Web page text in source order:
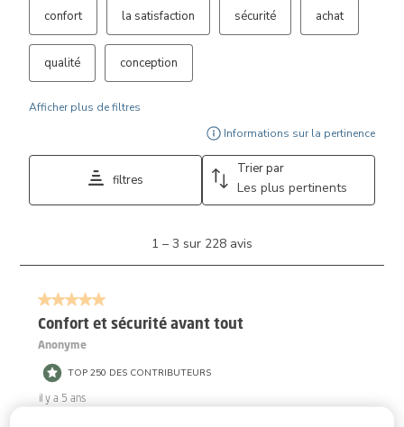
confort la satisfaction sécurité achat
qualité conception
Afficher plus de filtres
Informations sur la pertinence
filtres
Trier par
Les plus pertinents
3
228
avis.
1 – 3 sur 228 avis
5 sur 5 étoiles.
Confort et sécurité avant tout
Anonyme
TOP 250 DES CONTRIBUTEURS
il y a 5 ans